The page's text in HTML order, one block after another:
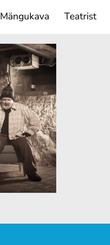
Mängukava Teatrist